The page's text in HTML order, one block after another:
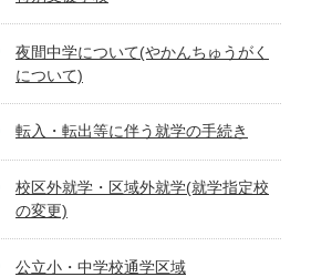
夜間中学について(やかんちゅうがく
について)
転入・転出等に伴う就学の手続き
校区外就学・区域外就学(就学指定校
の変更)
公立小・中学校通学区域